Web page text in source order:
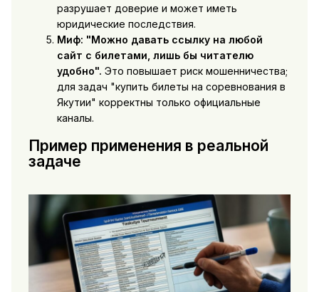
разрушает доверие и может иметь
юридические последствия.
Миф: "Можно давать ссылку на любой
сайт с билетами, лишь бы читателю
удобно". Это повышает риск мошенничества;
для задач "купить билеты на соревнования в
Якутии" корректны только официальные
каналы.
Пример применения в реальной
задаче